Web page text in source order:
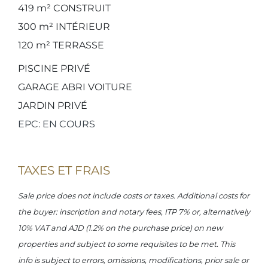
419 m² CONSTRUIT
300 m² INTÉRIEUR
120 m² TERRASSE
PISCINE PRIVÉ
GARAGE ABRI VOITURE
JARDIN PRIVÉ
EPC: EN COURS
TAXES ET FRAIS
Sale price does not include costs or taxes. Additional costs for
the buyer: inscription and notary fees, ITP 7% or, alternatively
10% VAT and AJD (1.2% on the purchase price) on new
properties and subject to some requisites to be met. This
info is subject to errors, omissions, modifications, prior sale or